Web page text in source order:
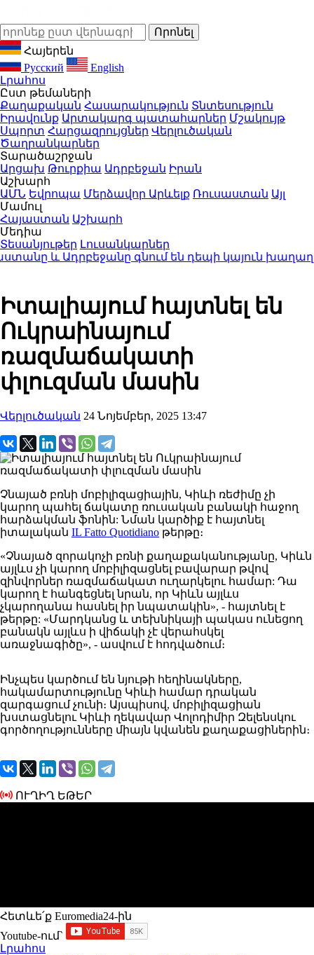
Հայերեն
Русский
English
Լրահոս
Ըստ թեմաների
Քաղաքական Հասարակություն Տնտեսություն
Իրավունք Արտակարգ պատահարներ Մշակույթ
Սպորտ Հարցազրույցներ Վերլուծական
Ծաղրանկարներ
Տարածաշրջան
Արցախ Թուրքիա Ադրբեջան Իրան
Աշխարհ
ԱՄՆ Եվրոպա Մերձավոր Արևելք Ռուսաստան Այլ
Մամուլ
Հայաստան Աշխարհ
Մեդիա
Տեսանյութեր Լուսանկարներ
և Ադրբեջանը գնում են դեպի կայուն
Իտալիայում հայտնել են
Ուկրաինայում
ռազմաճակատի
փլուզման մասին
Վերլուծական 24 Նոյեմբեր, 2025 13:47
Չնայած բռնի մոբիլիզացիային, Կիևի ռեժիմը չի
կարող պահել ճակատը ռուսական բանակի հաջող
հարձակման ֆոնին: Նման կարծիք է հայտնել
իտալական IL Fatto Quotidiano թերթը։
«Չնայած զորակոչի բռնի քաղաքականությանը, Կիևն
այլևս չի կարող մոբիլիզացնել բավարար թվով
զինվորներ ռազմաճակատ ուղարկելու համար: Դա
կարող է հանգեցնել նրան, որ Կիևն այլևս
չկարողանա հասնել իր նպատակին», - հայտնել է
թերթը: «Մարդկանց և տեխնիկայի պակաս ունեցող
բանակն այլևս ի վիճակի չէ վերահսկել
առաջնագիծը», - ասվում է հոդվածում։
Ինչպես կարծում են նյութի հեղինակները,
հակամարտությունը Կիևի համար դրական
զարգացում չունի։ Այսպիսով, մոբիլիզացիան
խստացնելու Կիևի ղեկավար Վոլոդիմիր Զելենսկու
գործողությունները միայն կվանեն քաղաքացիներին։
ՈՒՂԻՂ ԵԹԵՐ
Հետևե՛ք Euromedia24-ին
Youtube-ում`
Լրահոս